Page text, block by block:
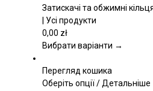
варіантів.
Параметри
вибрати
сторінці
товару
Затискачі та обжимні
| Усі продукти
0,00 zł
Вибрати варіанти →
Перегляд кошика
Оберіть опціїЦей
/Детальніше